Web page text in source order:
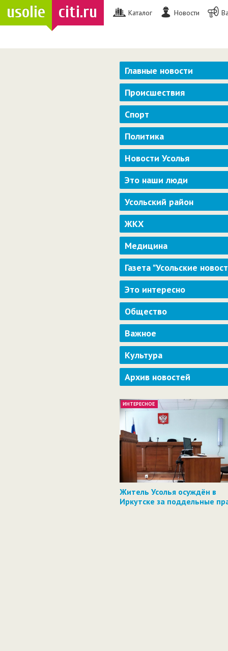
usolie citi.ru Каталог Новости
Главные новости
Происшествия
Спорт
Политика
Новости Усолья
Это наши люди
Усольский район
ЖКХ
Медицина
Газета "Усольские
Это интересно
Общество
Важное
Культура
Архив новостей
ИНТЕРЕСНОЕ
Житель Усолья осуждён в
Иркутске за поддельные